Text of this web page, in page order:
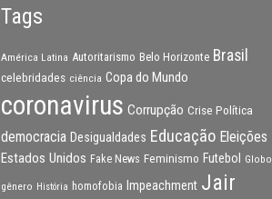
Tags
América Latina Autoritarismo Belo Horizonte Brasil
celebridades ciência Copa do Mundo
coronavirus Corrupção Crise Política
democracia Desigualdades Educação Eleições
Estados Unidos Fake News Feminismo Futebol Globo
gênero História homofobia Impeachment Jair